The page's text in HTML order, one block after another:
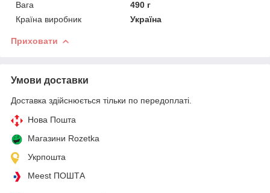
Вага
490 г
Країна виробник
Україна
Приховати
Умови доставки
Доставка здійснюється тільки по передоплаті.
Нова Пошта
Магазини Rozetka
Укрпошта
Meest ПОШТА